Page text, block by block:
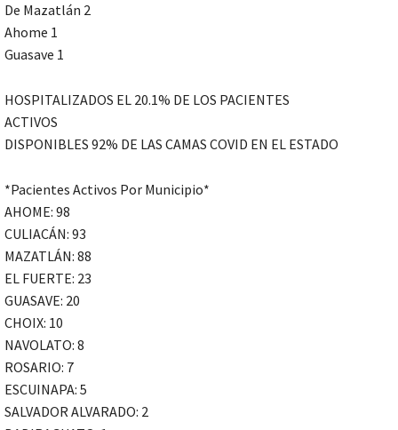
De Mazatlán 2
Ahome 1
Guasave 1
HOSPITALIZADOS EL 20.1% DE LOS PACIENTES
ACTIVOS
DISPONIBLES 92% DE LAS CAMAS COVID EN EL ESTADO
*Pacientes Activos Por Municipio*
AHOME: 98
CULIACÁN: 93
MAZATLÁN: 88
EL FUERTE: 23
GUASAVE: 20
CHOIX: 10
NAVOLATO: 8
ROSARIO: 7
ESCUINAPA: 5
SALVADOR ALVARADO: 2